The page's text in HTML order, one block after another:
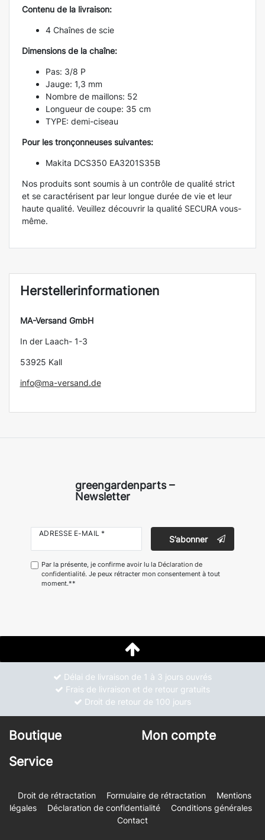
Contenu de la livraison:
4 Chaînes de scie
Dimensions de la chaîne:
Pas: 3/8 P
Jauge: 1,3 mm
Nombre de maillons: 52
Longueur de coupe: 35 cm
TYPE: demi-ciseau
Pour les tronçonneuses suivantes:
Makita DCS350 EA3201S35B
Nos produits sont soumis à un contrôle de qualité strict
et se caractérisent par leur longue durée de vie et leur
haute qualité. Veuillez découvrir la qualité SECURA vous-
même.
Herstellerinformationen
MA-Versand GmbH
In der Laach- 1-3
53925 Kall
info@ma-versand.de
greengardenparts –
Newsletter
ADRESSE E-MAIL *
S’abonner
Par la présente, je confirme avoir lu la Déclaration de
confidentialité. Je peux rétracter mon consentement à tout
moment.**
Délai de livraison de 1 à 3 jours ouvrés
Frais de livraison et de retour gratuits
Droit de retour de 100 jours
Boutique
Mon compte
Service
Droit de rétractation Formulaire de rétractation
Mentions
légales
Déclaration de confidentialité
Conditions générales
Contact